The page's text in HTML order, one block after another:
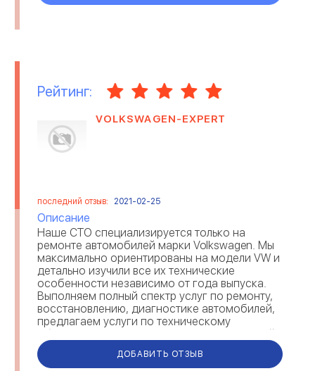
Рейтинг:
VOLKSWAGEN-EXPERT
последний отзыв: 2021-02-25
Описание
Наше СТО специализируется только на
ремонте автомобилей марки Volkswagen. Мы
максимально ориентированы на модели VW и
детально изучили все их технические
особенности независимо от года выпуска.
Выполняем полный спектр услуг по ремонту,
восстановлению, диагностике автомобилей,
предлагаем услуги по техническому
обслуживанию, развал-схождению, ходовой.
В техническом арсе...
ДОБАВИТЬ ОТЗЫВ